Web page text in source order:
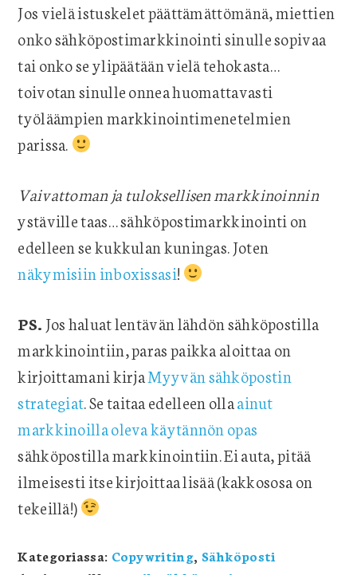
Jos vielä istuskelet päättämättömänä, miettien
onko sähköpostimarkkinointi sinulle sopivaa
tai onko se ylipäätään vielä tehokasta…
toivotan sinulle onnea huomattavasti
työläämpien markkinointimenetelmien
parissa.
Vaivattoman ja tuloksellisen markkinoinnin
ystäville taas… sähköpostimarkkinointi on
edelleen se kukkulan kuningas. Joten
näkymisiin inboxissasi!
PS. Jos haluat lentävän lähdön sähköpostilla
markkinointiin, paras paikka aloittaa on
kirjoittamani kirjaMyyvän sähköpostin
strategiat. Se taitaa edelleen ollaainut
markkinoilla oleva käytännön opas
sähköpostilla markkinointiin. Ei auta, pitää
ilmeisesti itse kirjoittaa lisää (kakkososa on
tekeillä!)
Kategoriassa: Copywriting, Sähköposti